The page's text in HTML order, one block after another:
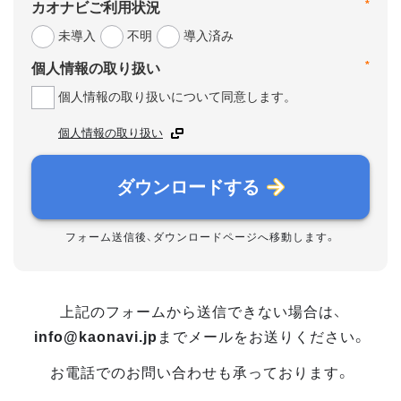
*
カオナビご利用状況
未導入
不明 導入済み
*
個人情報の取り扱い
個人情報の取り扱いについて同意します。
個人情報の取り扱い
ダウンロードする
フォーム送信後、ダウンロードページへ移動します。
上記のフォームから送信できない場合は、
info@kaonavi.jp までメールをお送りください。
お電話でのお問い合わせも承っております。